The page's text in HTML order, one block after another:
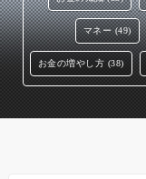
マネー (49)
お金の増やし方 (38)